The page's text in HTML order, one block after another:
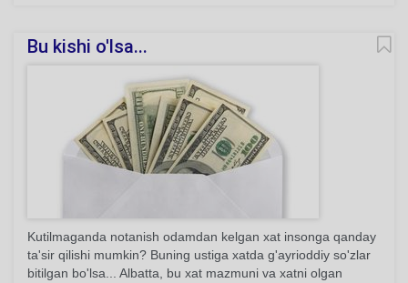
Bu kishi o'lsa...
Kutilmaganda notanish odamdan kelgan xat insonga qanday
ta'sir qilishi mumkin? Buning ustiga xatda g'ayrioddiy so'zlar
bitilgan bo'lsa... Albatta, bu xat mazmuni va xatni olgan